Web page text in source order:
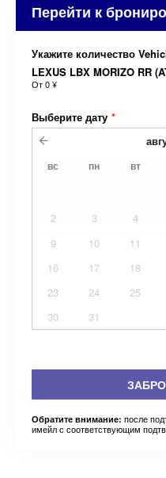
Перейти к
Укажите количество
LEXUS LBX MORIZO RR
От0 ¥
Выберите дату *
вс пн вт
2
3 4
9
10 11
16
17 18
23
24 25
30
31
Обратите внимание: после
имейл с соответствующим